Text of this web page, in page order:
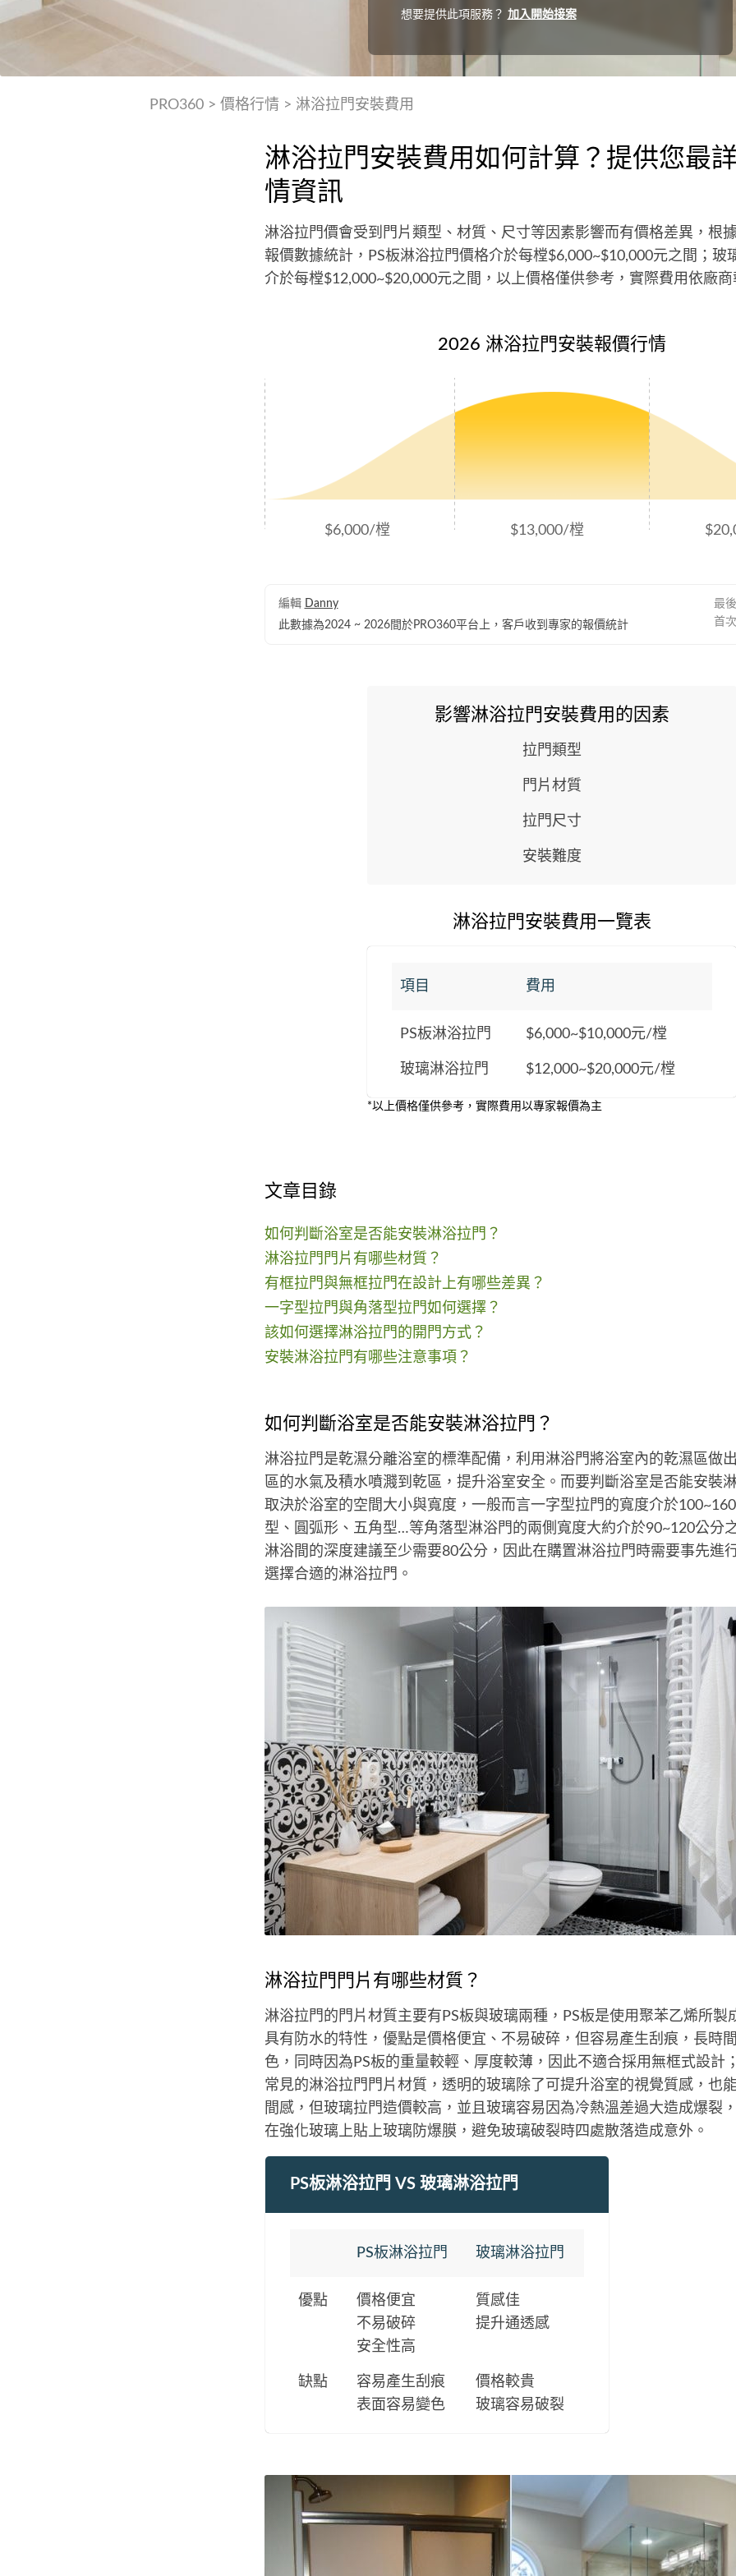
想要提供此項服務？ 加入開始接案
PRO360> 價格行情> 淋浴拉門安裝費用
淋浴拉門安裝費用如何計算？提供您最
情資訊
淋浴拉門價會受到門片類型、材質、尺寸等因素影響而有價格差異，根
報價數據統計，PS板淋浴拉門價格介於每樘$6,000~$10,000元之間；玻
介於每樘$12,000~$20,000元之間，以上價格僅供參考，實際費用依廠商
2026 淋浴拉門安裝報價行情
$6,000/樘 $13,000/樘
編輯 Danny
此數據為2024 ~ 2026間於PRO360平台上，客戶收到專家的報價統計
最
首
影響淋浴拉門安裝費用的因素
拉門類型
門片材質
拉門尺寸
安裝難度
淋浴拉門安裝費用一覽表
項目 費用
PS板淋浴拉門 $6,000~$10,000元/樘
玻璃淋浴拉門 $12,000~$20,000元/樘
*以上價格僅供參考，實際費用以專家報價為主
文章目錄
如何判斷浴室是否能安裝淋浴拉門？
淋浴拉門門片有哪些材質？
有框拉門與無框拉門在設計上有哪些差異？
一字型拉門與角落型拉門如何選擇？
該如何選擇淋浴拉門的開門方式？
安裝淋浴拉門有哪些注意事項？
如何判斷浴室是否能安裝淋浴拉門？
淋浴拉門是乾濕分離浴室的標準配備，利用淋浴門將浴室內的乾濕區做
區的水氣及積水噴濺到乾區，提升浴室安全。而要判斷浴室是否能安裝
取決於浴室的空間大小與寬度，一般而言一字型拉門的寬度介於
型、圓弧形、五角型…等角落型淋浴門的兩側寬度大約介於90~120公分
淋浴間的深度建議至少需要80公分，因此在購置淋浴拉門時需要事先進
選擇合適的淋浴拉門。
淋浴拉門門片有哪些材質？
淋浴拉門的門片材質主要有PS板與玻璃兩種，PS板是使用聚苯乙烯所製
具有防水的特性，優點是價格便宜、不易破碎，但容易產生刮痕，長時
色，同時因為PS板的重量較輕、厚度較薄，因此不適合採用無框式設計
常見的淋浴拉門門片材質，透明的玻璃除了可提升浴室的視覺質感，也
間感，但玻璃拉門造價較高，並且玻璃容易因為冷熱溫差過大造成爆裂
在強化玻璃上貼上玻璃防爆膜，避免玻璃破裂時四處散落造成意外。
PS板淋浴拉門 VS 玻璃淋浴拉門
PS板淋浴拉門 玻璃淋浴拉門
優點
價格便宜
不易破碎
安全性高
質感佳
提升通透感
缺點
容易產生刮痕
表面容易變色
價格較貴
玻璃容易破裂